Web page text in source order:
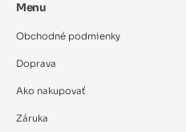
Menu
Obchodné podmienky
Doprava
Ako nakupovať
Záruka